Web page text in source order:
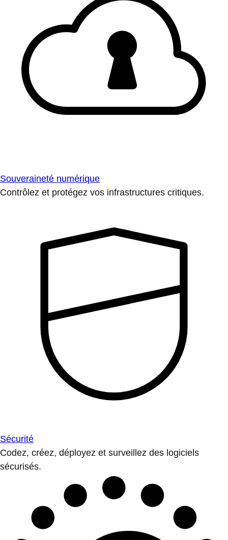
Souveraineté numérique
Contrôlez et protégez vos infrastructures critiques.
Sécurité
Codez, créez, déployez et surveillez des logiciels
sécurisés.